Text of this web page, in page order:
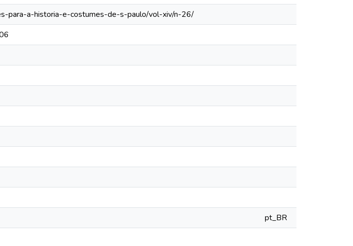
para-a-historia-e-costumes-de-s-paulo/vol-xiv/n-26/
pt_BR